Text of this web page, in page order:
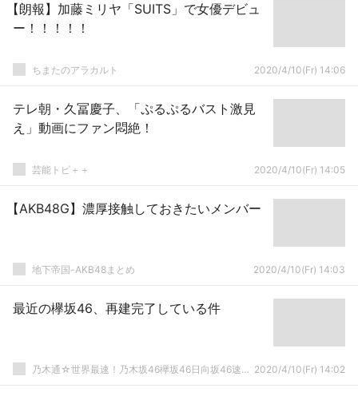
【朗報】加藤ミリヤ「SUITS」で女優デビュ
ー！！！！！
ちまたのアラカルト 2020/4/10(Fr) 14:06
テレ朝・久冨慶子、「ぷるぷるバスト激見
え」動画にファン悶絶！
芸能トピ＋＋ 2020/4/10(Fr) 14:05
【AKB48G】濃厚接触しておきたいメンバー
地下帝国-AKB48まとめ 2020/4/10(Fr) 14:03
最近の欅坂46、再建完了している件
乃木通☆世界最速！乃木坂46欅坂46日向坂46速報まとめ 2020/4/10(Fr) 14:02